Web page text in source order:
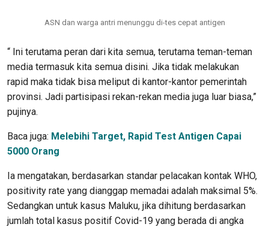
ASN dan warga antri menunggu di-tes cepat antigen
“ Ini terutama peran dari kita semua, terutama teman-teman
media termasuk kita semua disini. Jika tidak melakukan
rapid maka tidak bisa meliput di kantor-kantor pemerintah
provinsi. Jadi partisipasi rekan-rekan media juga luar biasa,”
pujinya.
Baca juga: Melebihi Target, Rapid Test Antigen Capai
5000 Orang
Ia mengatakan, berdasarkan standar pelacakan kontak WHO,
positivity rate yang dianggap memadai adalah maksimal 5%.
Sedangkan untuk kasus Maluku, jika dihitung berdasarkan
jumlah total kasus positif Covid-19 yang berada di angka